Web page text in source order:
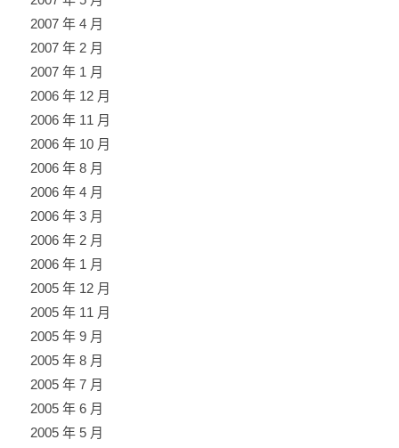
2007 年 4 月
2007 年 2 月
2007 年 1 月
2006 年 12 月
2006 年 11 月
2006 年 10 月
2006 年 8 月
2006 年 4 月
2006 年 3 月
2006 年 2 月
2006 年 1 月
2005 年 12 月
2005 年 11 月
2005 年 9 月
2005 年 8 月
2005 年 7 月
2005 年 6 月
2005 年 5 月